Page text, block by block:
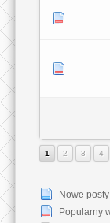
0 głosów
0 głosów -
1 2 3 4
Nowe posty
Popularny